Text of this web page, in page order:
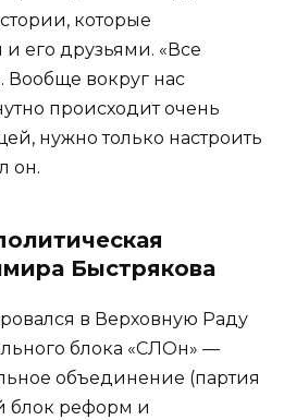
которые
его друзьями. «Все
вокруг нас
происходит очень
нужно только настроить
он.
Быстрякова
в Верховную Раду
блока «СЛОн» —
объединение (партия
блок реформ и